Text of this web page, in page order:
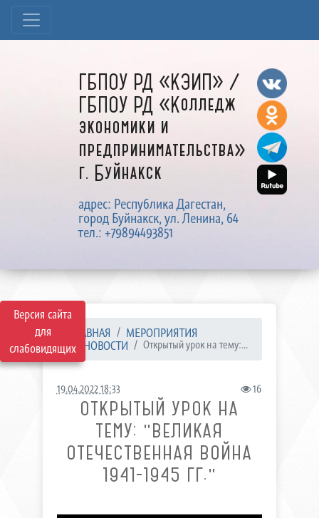
Версия сайта
для
слабовидящих
ГБПОУ РД «КЭИП» /
ГБПОУ РД «Колледж
экономики и
предпринимательства»
г. Буйнакск
адрес: Республика Дагестан,
город Буйнакск, ул. Ленина, 64
тел.: +79894493851
ГЛАВНАЯ
МЕРОПРИЯТИЯ
НОВОСТИ
Открытый урок на тему:...
19.04.2022 18:33 16
ОТКРЫТЫЙ УРОК НА
ТЕМУ: "ВЕЛИКАЯ
ОТЕЧЕСТВЕННАЯ ВОЙНА
1941-1945 ГГ."